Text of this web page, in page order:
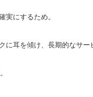
実にするため。
に耳を傾け、長期的なサー